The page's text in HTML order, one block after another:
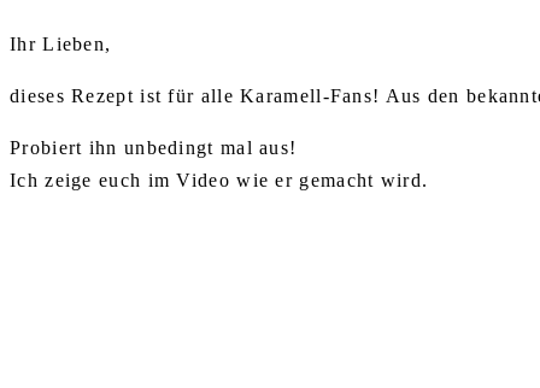
Ihr Lieben,
dieses Rezept ist für alle Karamell-Fans! Aus den
Probiert ihn unbedingt mal aus!
Ich zeige euch im Video wie er gemacht wird.